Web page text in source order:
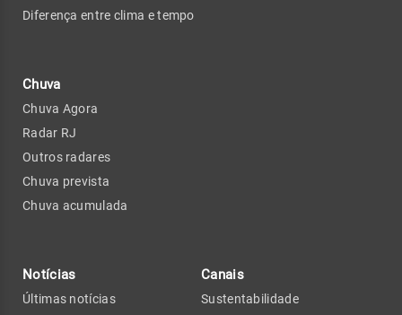
Diferença entre clima e tempo
Chuva
Chuva Agora
Radar RJ
Outros radares
Chuva prevista
Chuva acumulada
Notícias
Últimas notícias
Canais
Sustentabilidade